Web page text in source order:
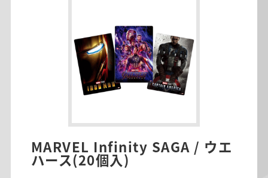
MARVEL Infinity SAGA / ウエ
ハース(20個入)